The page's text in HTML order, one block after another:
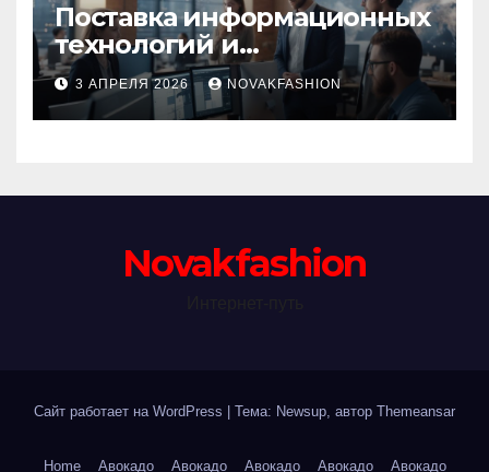
Поставка информационных
технологий и
инновационные решения
3 АПРЕЛЯ 2026 NOVAKFASHION
Novakfashion
Сайт работает на WordPress Тема: Newsup, автор Themeansar
Home Авокадо Авокадо Авокадо Авокадо Авокадо